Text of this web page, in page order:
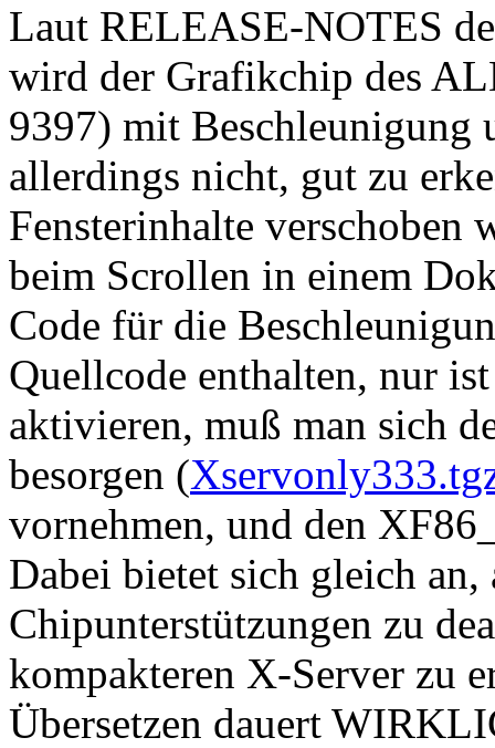
Laut RELEASE-NOTES
wird der Grafikchip des
9397) mit Beschleunigung
allerdings nicht, gut zu
Fensterinhalte verschoben
beim Scrollen in einem
Code für die
Quellcode enthalten, nur
aktivieren, muß man sich
besorgen (
vornehmen, und den
Dabei bietet sich gleich
Chipunterstützungen zu
kompakteren X-Server zu
Übersetzen dauert